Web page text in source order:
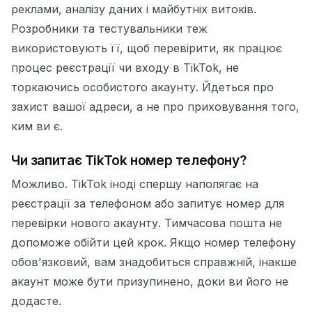
реклами, аналізу даних і майбутніх витоків.
Розробники та тестувальники теж
використовують її, щоб перевірити, як працює
процес реєстрації чи входу в TikTok, не
торкаючись особистого акаунту. Йдеться про
захист вашої адреси, а не про приховування того,
ким ви є.
Чи запитає TikTok номер телефону?
Можливо. TikTok іноді спершу наполягає на
реєстрації за телефоном або запитує номер для
перевірки нового акаунту. Тимчасова пошта не
допоможе обійти цей крок. Якщо номер телефону
обов'язковий, вам знадобиться справжній, інакше
акаунт може бути призупинено, доки ви його не
додасте.